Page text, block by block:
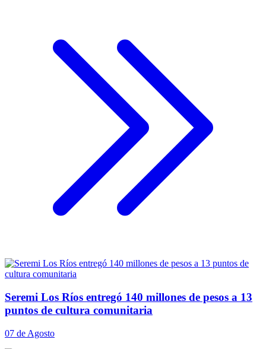
Seremi Los Ríos entregó 140 millones de pesos a 13
puntos de cultura comunitaria
07 de Agosto